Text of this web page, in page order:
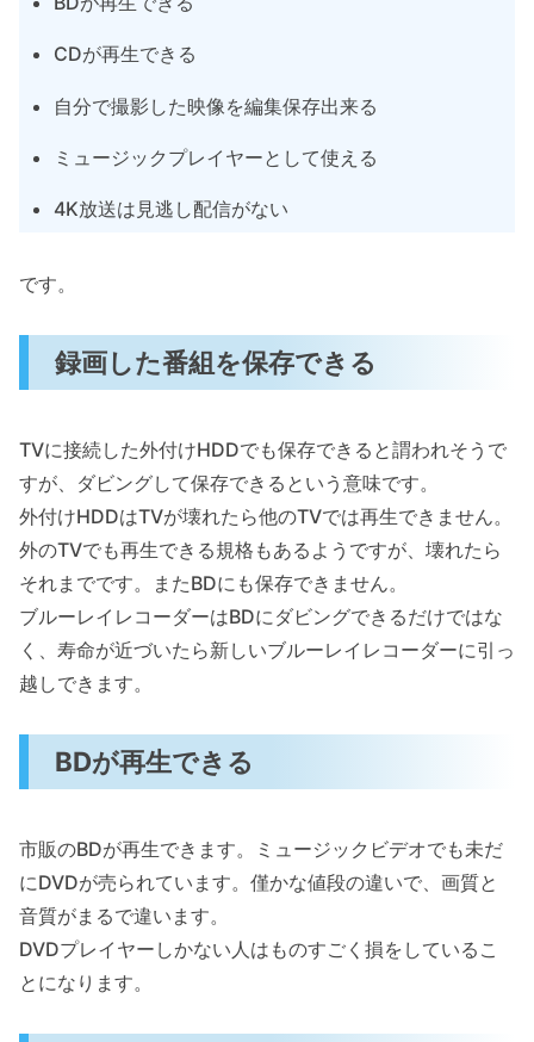
CDが再生できる
自分で撮影した映像を編集保存出来る
ミュージックプレイヤーとして使える
4K放送は見逃し配信がない
です。
録画した番組を保存できる
TVに接続した外付けHDDでも保存できると謂われそうで
すが、ダビングして保存できるという意味です。
外付けHDDはTVが壊れたら他のTVでは再生できません。
外のTVでも再生できる規格もあるようですが、壊れたら
それまでです。またBDにも保存できません。
ブルーレイレコーダーはBDにダビングできるだけではな
く、寿命が近づいたら新しいブルーレイレコーダーに引っ
越しできます。
BDが再生できる
市販のBDが再生できます。ミュージックビデオでも未だ
にDVDが売られています。僅かな値段の違いで、画質と
音質がまるで違います。
DVDプレイヤーしかない人はものすごく損をしているこ
とになります。